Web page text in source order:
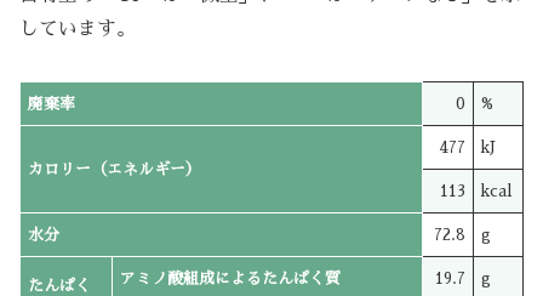
しています。
廃棄率 0 %
カロリー（エネルギー）
477 kJ
113 kcal
水分 72.8 g
たんぱく
アミノ酸組成によるたんぱく質 19.7 g